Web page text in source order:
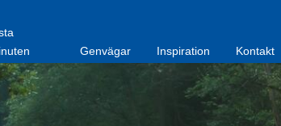
Genvägar Inspiration Kontakt